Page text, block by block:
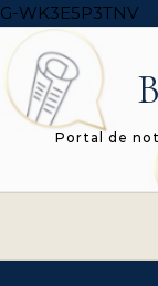
G-WK3E5P3TNV
Portal de